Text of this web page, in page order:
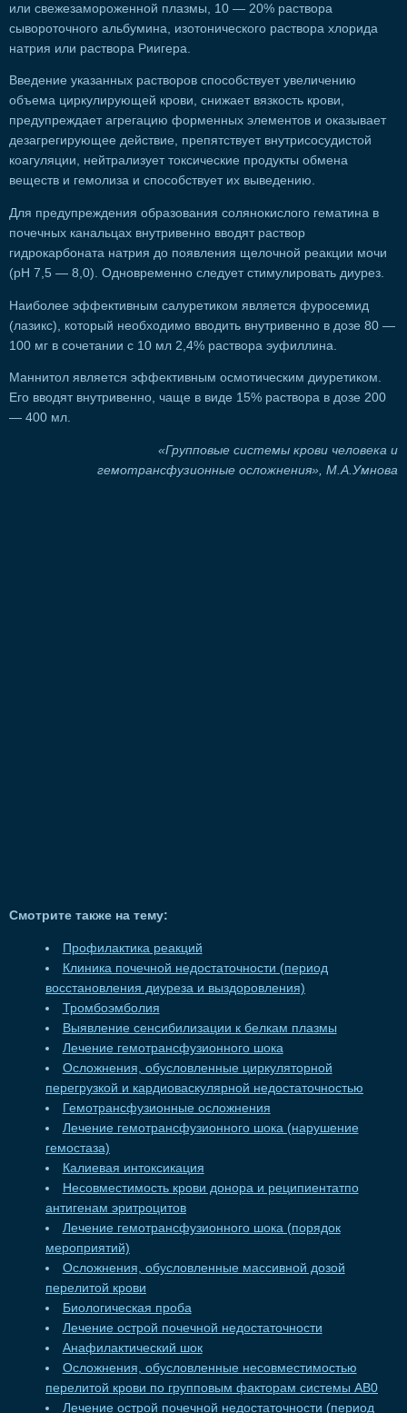
или свежезамороженной плазмы, 10 — 20% раствора
сывороточного альбумина, изотонического раствора хлорида
натрия или раствора Риигера.
Введение указанных растворов способствует увеличению
объема циркулирующей крови, снижает вязкость крови,
предупреждает агрегацию форменных элементов и оказывает
дезагрегирующее действие, препятствует внутрисосудистой
коагуляции, нейтрализует токсические продукты обмена
веществ и гемолиза и способствует их выведению.
Для предупреждения образования солянокислого гематина в
почечных канальцах внутривенно вводят раствор
гидрокарбоната натрия до появления щелочной реакции мочи
(рН 7,5 — 8,0). Одновременно следует стимулировать диурез.
Наиболее эффективным салуретиком является фуросемид
(лазикс), который необходимо вводить внутривенно в дозе 80 —
100 мг в сочетании с 10 мл 2,4% раствора эуфиллина.
Маннитол является эффективным осмотическим диуретиком.
Его вводят внутривенно, чаще в виде 15% раствора в дозе 200
— 400 мл.
«Групповые системы крови человека и
гемотрансфузионные осложнения», М.А.Умнова
Смотрите также на тему:
Профилактика реакций
Клиника почечной недостаточности (период
восстановления диуреза и выздоровления)
Тромбоэмболия
Выявление сенсибилизации к белкам плазмы
Лечение гемотрансфузионного шока
Осложнения, обусловленные циркуляторной
перегрузкой и кардиоваскулярной недостаточностью
Гемотрансфузионные осложнения
Лечение гемотрансфузионного шока (нарушение
гемостаза)
Калиевая интоксикация
Несовместимость крови донора и реципиентатпо
антигенам эритроцитов
Лечение гемотрансфузионного шока (порядок
мероприятий)
Осложнения, обусловленные массивной дозой
перелитой крови
Биологическая проба
Лечение острой почечной недостаточности
Анафилактический шок
Осложнения, обусловленные несовместимостью
перелитой крови по групповым факторам системы АВ0
Лечение острой почечной недостаточности (период